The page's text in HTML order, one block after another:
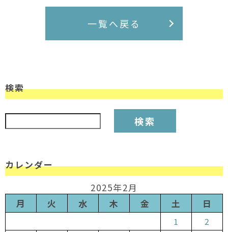
一覧へ戻る
検索
検索:
カレンダー
2025年2月
月
火 水 木 金 土 日
1
2